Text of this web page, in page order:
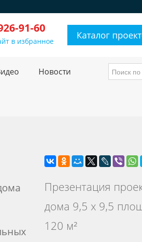
91-60
Каталог
в избранное
Новости
Презентация
дома 9,5 х 9,5
120 м²